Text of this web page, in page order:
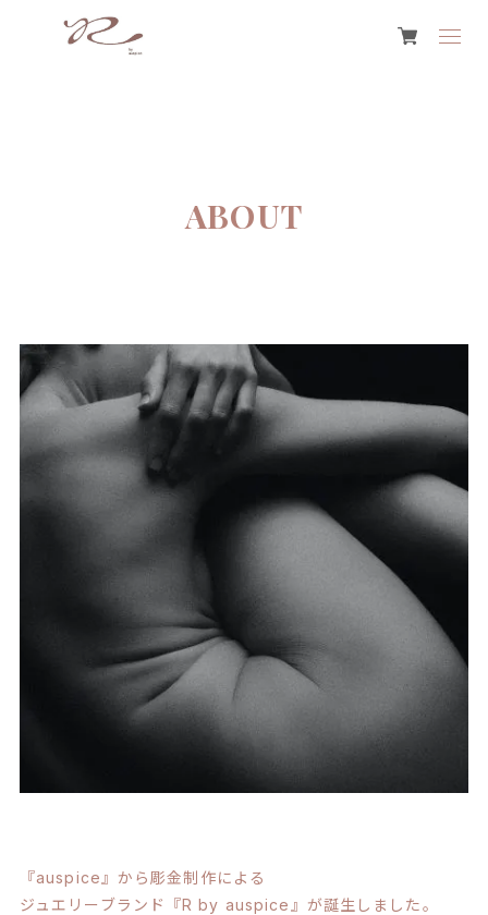
ABOUT
『auspice』から彫金制作による
ジュエリーブランド『R by auspice』が誕生しました。